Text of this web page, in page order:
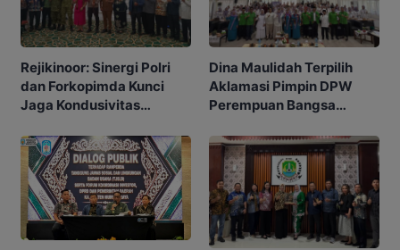
Rejikinoor: Sinergi Polri
dan Forkopimda Kunci
Jaga Kondusivitas
Dina Maulidah Terpilih
Aklamasi Pimpin DPW
Perempuan Bangsa